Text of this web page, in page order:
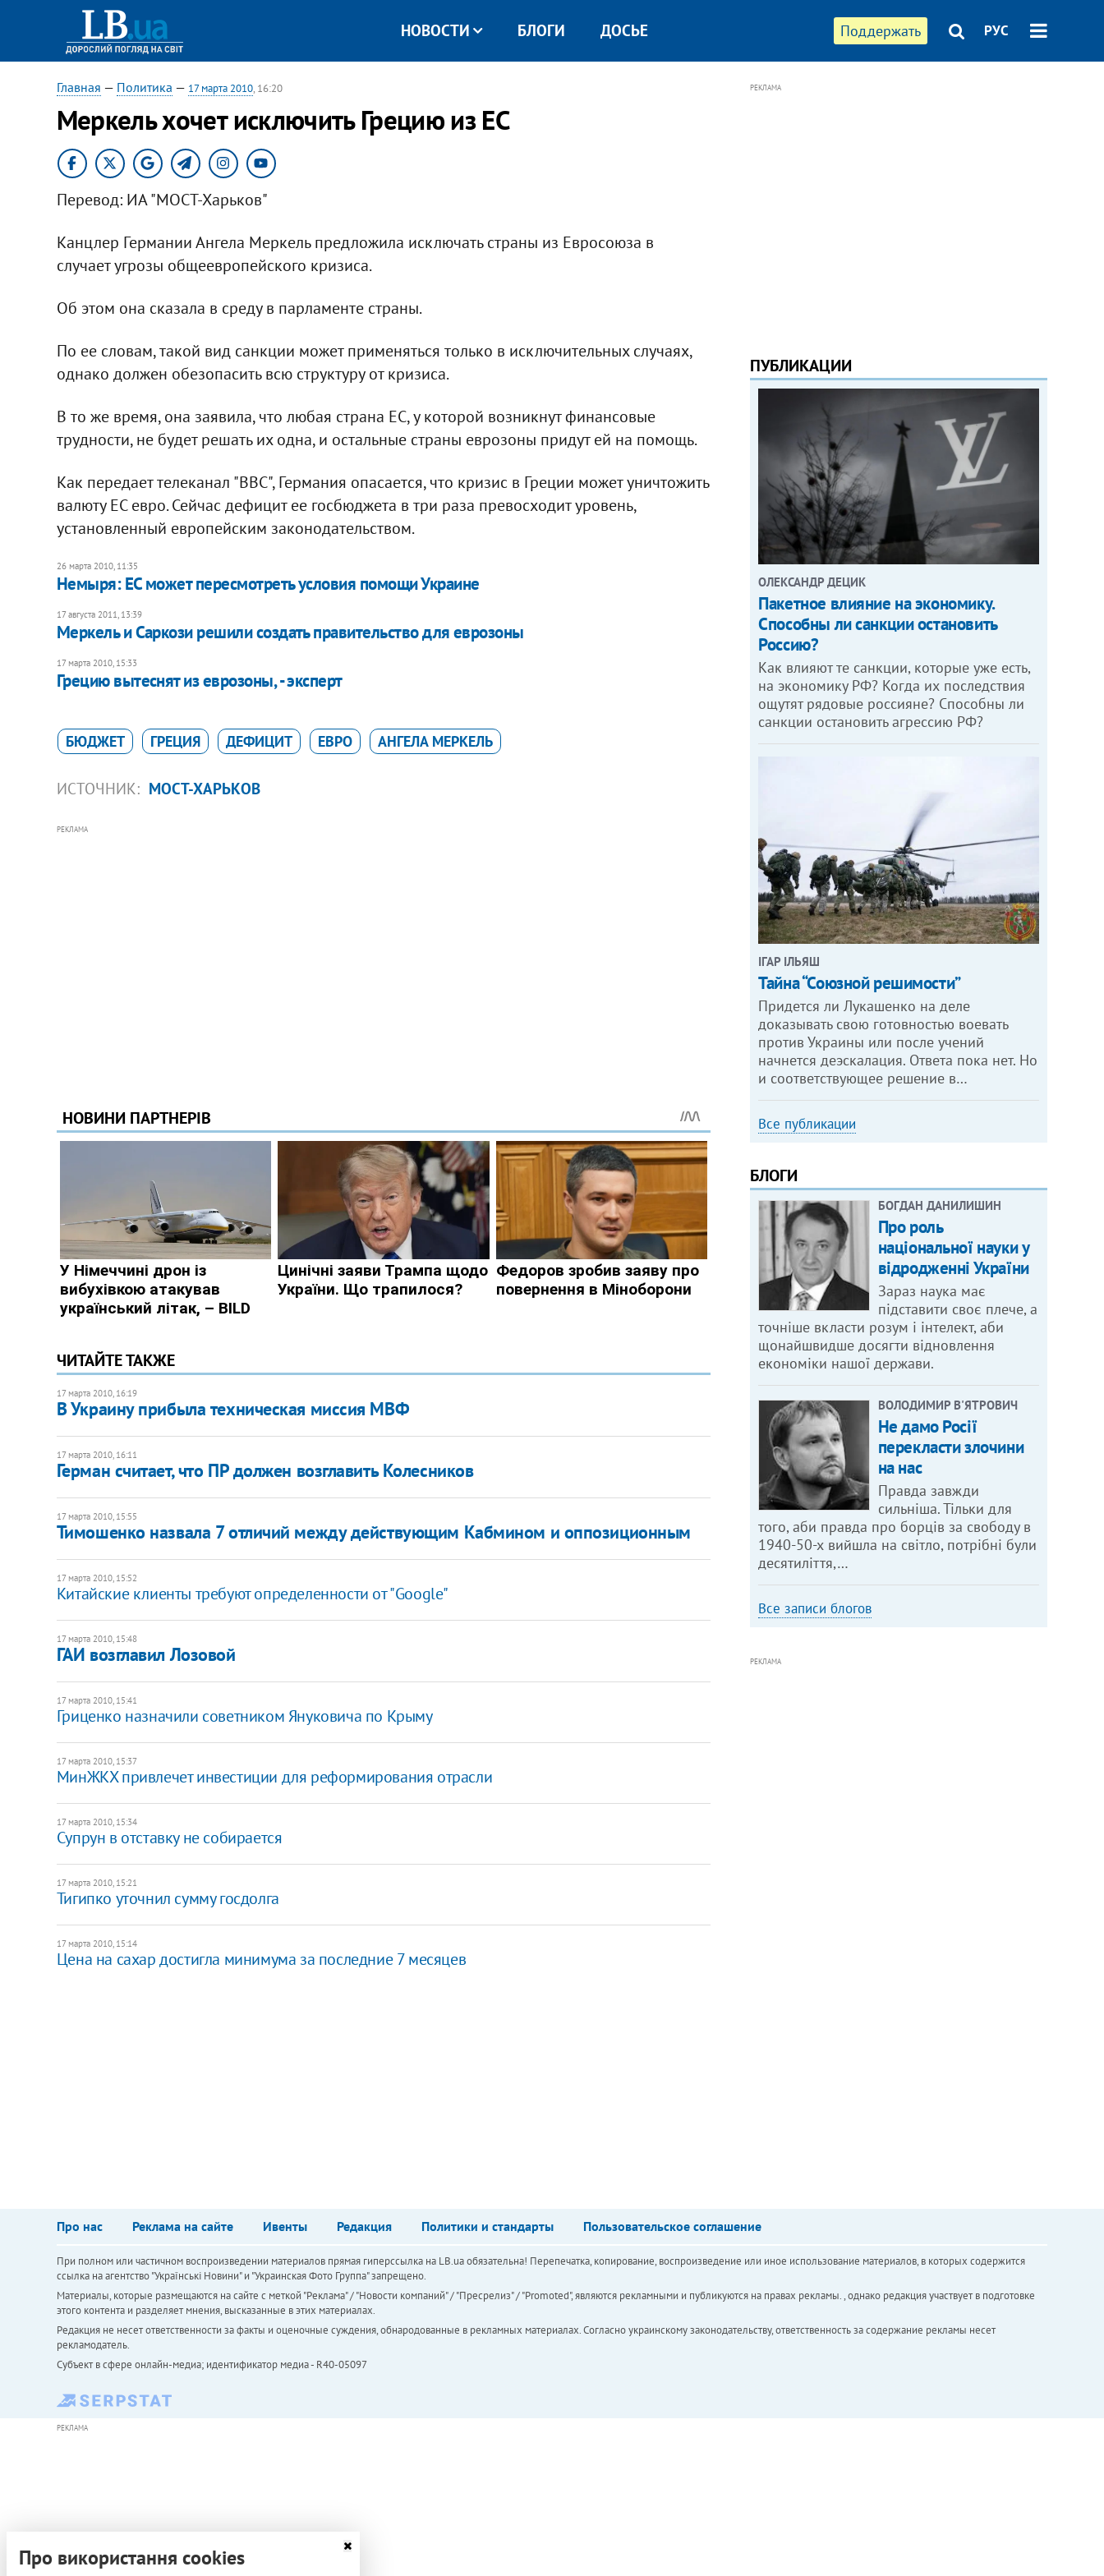
Поддержать РУС
НОВОСТИ БЛОГИ ДОСЬЕ
Главная — Политика — 17 марта 2010, 16:20
Меркель хочет исключить Грецию из ЕС
Перевод: ИА "МОСТ-Харьков"
Канцлер Германии Ангела Меркель предложила исключать страны из Евросоюза в
случает угрозы общеевропейского кризиса.
Об этом она сказала в среду в парламенте страны.
По ее словам, такой вид санкции может применяться только в исключительных случаях,
однако должен обезопасить всю структуру от кризиса.
В то же время, она заявила, что любая страна ЕС, у которой возникнут финансовые
трудности, не будет решать их одна, и остальные страны еврозоны придут ей на помощь.
Как передает телеканал "ВВС", Германия опасается, что кризис в Греции может уничтожить
валюту ЕС евро. Сейчас дефицит ее госбюджета в три раза превосходит уровень,
установленный европейским законодательством.
26 марта 2010, 11:35
Немыря: ЕС может пересмотреть условия помощи Украине
17 августа 2011, 13:39
Меркель и Саркози решили создать правительство для еврозоны
17 марта 2010, 15:33
Грецию вытеснят из еврозоны, - эксперт
БЮДЖЕТ ГРЕЦИЯ ДЕФИЦИТ ЕВРО АНГЕЛА МЕРКЕЛЬ
ИСТОЧНИК: МОСТ-ХАРЬКОВ
РЕКЛАМА
ЧИТАЙТЕ ТАКЖЕ
17 марта 2010, 16:19
В Украину прибыла техническая миссия МВФ
17 марта 2010, 16:11
Герман считает, что ПР должен возглавить Колесников
17 марта 2010, 15:55
Тимошенко назвала 7 отличий между действующим Кабмином и оппозиционным
17 марта 2010, 15:52
Китайские клиенты требуют определенности от "Google"
17 марта 2010, 15:48
ГАИ возглавил Лозовой
17 марта 2010, 15:41
Гриценко назначили советником Януковича по Крыму
17 марта 2010, 15:37
МинЖКХ привлечет инвестиции для реформирования отрасли
17 марта 2010, 15:34
Супрун в отставку не собирается
17 марта 2010, 15:21
Тигипко уточнил сумму госдолга
17 марта 2010, 15:14
Цена на сахар достигла минимума за последние 7 месяцев
РЕКЛАМА
ПУБЛИКАЦИИ
ОЛЕКСАНДР ДЕЦИК
Пакетное влияние на экономику.
Способны ли санкции остановить
Россию?
Как влияют те санкции, которые уже есть,
на экономику РФ? Когда их последствия
ощутят рядовые россияне? Способны ли
санкции остановить агрессию РФ?
ІГАР ІЛЬЯШ
Тайна “Союзной решимости”
Придется ли Лукашенко на деле
доказывать свою готовностью воевать
против Украины или после учений
начнется деэскалация. Ответа пока нет. Но
и соответствующее решение в…
Все публикации
БЛОГИ
БОГДАН ДАНИЛИШИН
Про роль
національної науки у
відродженні України
Зараз наука має
підставити своє плече, а
точніше вкласти розум і інтелект, аби
щонайшвидше досягти відновлення
економіки нашої держави.
ВОЛОДИМИР В'ЯТРОВИЧ
Не дамо Росії
перекласти злочини
на нас
Правда завжди
сильніша. Тільки для
того, аби правда про борців за свободу в
1940-50-х вийшла на світло, потрібні були
десятиліття,…
Все записи блогов
РЕКЛАМА
Про нас Реклама на сайте Ивенты Редакция Политики и стандарты Пользовательское соглашение
При полном или частичном воспроизведении материалов прямая гиперссылка на LB.ua обязательна! Перепечатка, копирование, воспроизведение или иное использование материалов, в которых содержится
ссылка на агентство "Українськi Новини" и "Украинская Фото Группа" запрещено.
Материалы, которые размещаются на сайте с меткой "Реклама" / "Новости компаний" / "Пресрелиз" / "Promoted", являются рекламными и публикуются на правах рекламы. , однако редакция участвует в подготовке
этого контента и разделяет мнения, высказанные в этих материалах.
Редакция не несет ответственности за факты и оценочные суждения, обнародованные в рекламных материалах. Согласно украинскому законодательству, ответственность за содержание рекламы несет
рекламодатель.
Субъект в сфере онлайн-медиа; идентификатор медиа - R40-05097
РЕКЛАМА
Про використання cookies